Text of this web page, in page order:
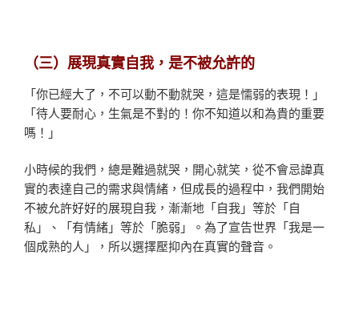
（三）展現真實自我，是不被允許的
「你已經大了，不可以動不動就哭，這是懦弱的表現！」
「待人要耐心，生氣是不對的！你不知道以和為貴的重要
嗎！」
小時候的我們，總是難過就哭，開心就笑，從不會忌諱真
實的表達自己的需求與情緒，但成長的過程中，我們開始
不被允許好好的展現自我，漸漸地「自我」等於「自
私」、「有情緒」等於「脆弱」。為了宣告世界「我是一
個成熟的人」，所以選擇壓抑內在真實的聲音。